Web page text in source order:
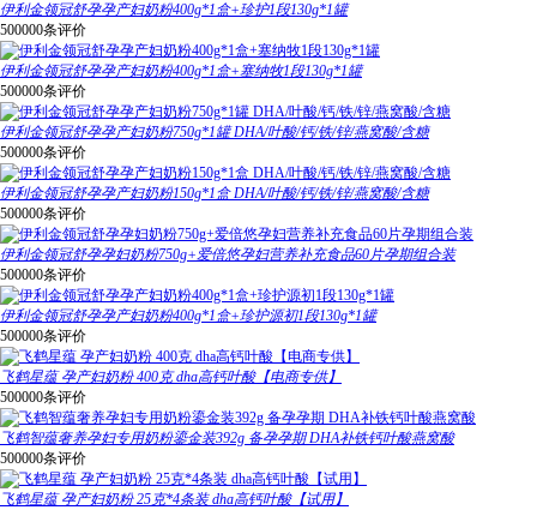
伊利金领冠舒孕孕产妇奶粉400g*1盒+珍护1段130g*1罐
500000条评价
伊利金领冠舒孕孕产妇奶粉400g*1盒+塞纳牧1段130g*1罐
500000条评价
伊利金领冠舒孕孕产妇奶粉750g*1罐 DHA/叶酸/钙/铁/锌/燕窝酸/含糖
500000条评价
伊利金领冠舒孕孕产妇奶粉150g*1盒 DHA/叶酸/钙/铁/锌/燕窝酸/含糖
500000条评价
伊利金领冠舒孕孕妇奶粉750g+爱倍悠孕妇营养补充食品60片孕期组合装
500000条评价
伊利金领冠舒孕孕产妇奶粉400g*1盒+珍护源初1段130g*1罐
500000条评价
飞鹤星蕴 孕产妇奶粉 400克 dha高钙叶酸【电商专供】
500000条评价
飞鹤智蕴奢养孕妇专用奶粉鎏金装392g 备孕孕期 DHA补铁钙叶酸燕窝酸
500000条评价
飞鹤星蕴 孕产妇奶粉 25克*4条装 dha高钙叶酸【试用】